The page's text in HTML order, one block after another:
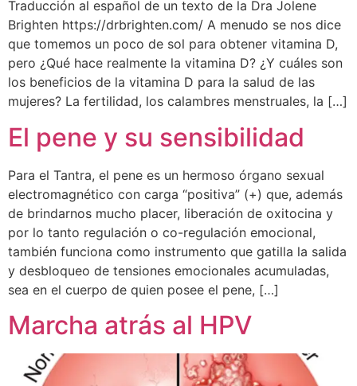
Traducción al español de un texto de la Dra Jolene
Brighten https://drbrighten.com/ A menudo se nos dice
que tomemos un poco de sol para obtener vitamina D,
pero ¿Qué hace realmente la vitamina D? ¿Y cuáles son
los beneficios de la vitamina D para la salud de las
mujeres? La fertilidad, los calambres menstruales, la […]
El pene y su sensibilidad
Para el Tantra, el pene es un hermoso órgano sexual
electromagnético con carga “positiva” (+) que, además
de brindarnos mucho placer, liberación de oxitocina y
por lo tanto regulación o co-regulación emocional,
también funciona como instrumento que gatilla la salida
y desbloqueo de tensiones emocionales acumuladas,
sea en el cuerpo de quien posee el pene, […]
Marcha atrás al HPV